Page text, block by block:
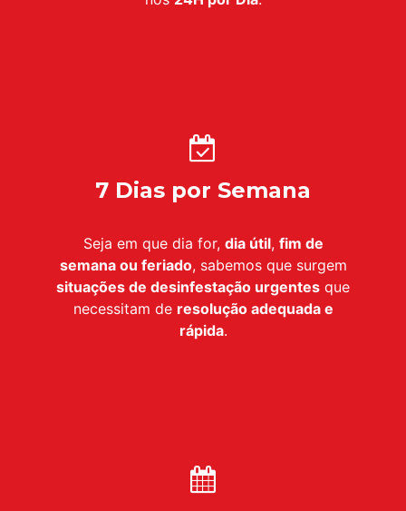
7 Dias por Semana
Seja em que dia for, dia útil, fim de
semana ou feriado, sabemos que surgem
situações de desinfestação urgentes que
necessitam de resolução adequada e
rápida.